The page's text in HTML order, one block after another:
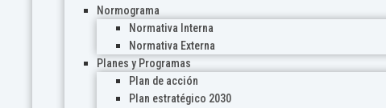
Normograma
Normativa Interna
Normativa Externa
Planes y Programas
Plan de acción
Plan estratégico 2030